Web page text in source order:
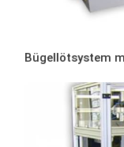
Bügellötsystem